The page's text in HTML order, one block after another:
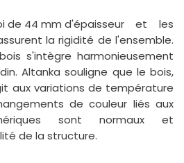
de 44 mm d'épaisseuret les
la rigidité de l'ensemble.
s'intègre harmonieusement
Altanka souligne que le bois,
aux variations de température
de couleur liés aux
sont normaux et
de la structure.